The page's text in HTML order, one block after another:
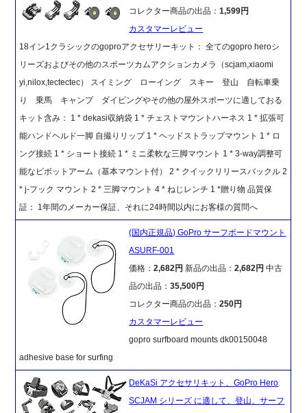
コレクター商品の出品：1,599円
カスタマーレビュー
18イン1クラシックのgoproアクセサリーキット： 全てのgopro heroシ
リーズおよびその他のスポーツカムアクションカメラ（scjam,xiaomi
yi,nilox,tectectec） スイミング ローイング スキー 登山 自転車乗
り 乗馬 キャンプ ダイビングやその他の屋外スポーツに適しておる
キット含み： 1 * dekasi収納袋 1 * チェストマウントハーネス 1 * 拡張可
能ハンドヘルド一脚 自撮りリップ 1 * ヘッドストラップマウント 1 * ロ
ング接続 1 * ショート接続 1 * ミニ柔軟な三脚マウント 1 * 3-way調整可
能なピボットアーム（基本マウント付） 2 * クイックリリースバックル 2
* j-フック マウント 2 * 三脚マウント 4 * ねじレンチ 1 *贈り物 品質保
証： 1年間のメーカー保証、それに24時間以内にお客様の質問へ
(国内正規品) GoPro サーフボードマウント
ASURF-001
価格：2,682円新品の出品：2,682円 中古
品の出品：35,500円
コレクター商品の出品：250円
カスタマーレビュー
gopro surfboard mounts dk00150048
adhesive base for surfing
DeKaSi アクセサリキット、GoPro Hero
SCJAM シリーズ に適して、登山、サーフ